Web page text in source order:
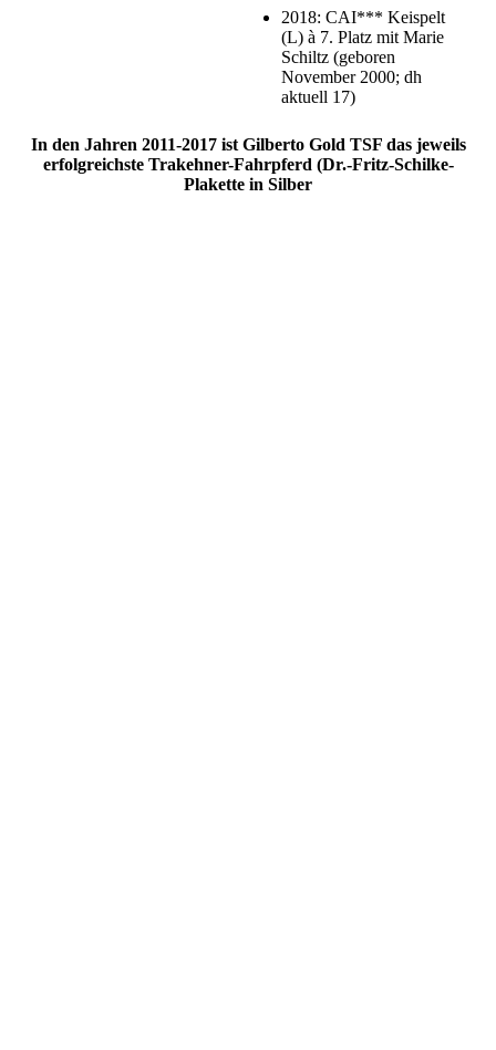
2018: CAI*** Keispelt
(L) à 7. Platz mit Marie
Schiltz (geboren
November 2000; dh
aktuell 17)
In den Jahren 2011-2017 ist Gilberto Gold TSF das jeweils
erfolgreichste Trakehner-Fahrpferd (Dr.-Fritz-Schilke-
Plakette in Silber